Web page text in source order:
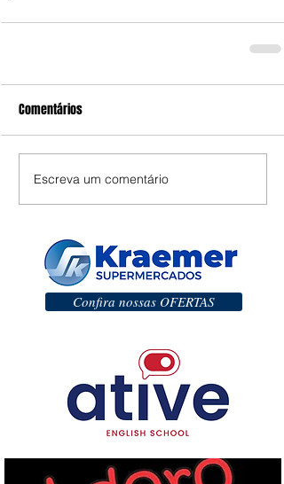
Comentários
Escreva um comentário
Confira nossas OFERTAS